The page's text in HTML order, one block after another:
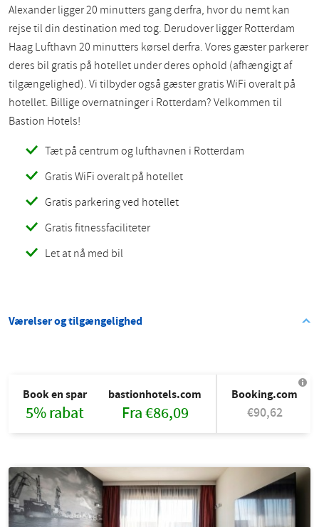
Alexander ligger 20 minutters gang derfra, hvor du nemt kan
rejse til din destination med tog. Derudover ligger Rotterdam
Haag Lufthavn 20 minutters kørsel derfra. Vores gæster parkerer
deres bil gratis på hotellet under deres ophold (afhængigt af
tilgængelighed). Vi tilbyder også gæster gratis WiFi overalt på
hotellet. Billige overnatninger i Rotterdam? Velkommen til
Bastion Hotels!
Tæt på centrum og lufthavnen i Rotterdam
Gratis WiFi overalt på hotellet
Gratis parkering ved hotellet
Gratis fitnessfaciliteter
Let at nå med bil
Værelser og tilgængelighed
Book en spar
5% rabat
bastionhotels.com
Fra €86,09
Booking.com
€90,62